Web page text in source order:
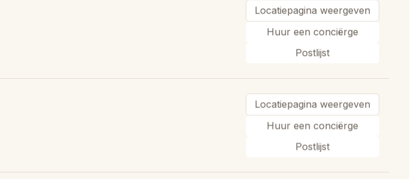
Locatiepagina weergeven
Huur een conciërge
Postlijst
Locatiepagina weergeven
Huur een conciërge
Postlijst